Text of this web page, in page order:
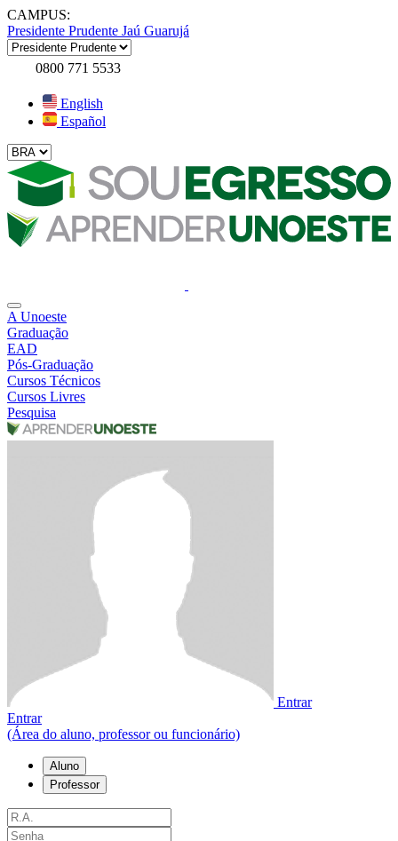
CAMPUS:
Presidente Prudente Jaú Guarujá
0800 771 5533
English
Español
A Unoeste
Graduação
EAD
Pós-Graduação
Cursos Técnicos
Cursos Livres
Pesquisa
Entrar
Entrar
(Área do aluno, professor ou funcionário)
Aluno
Professor